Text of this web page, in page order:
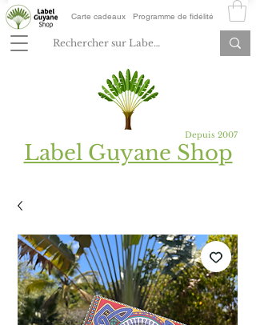
Carte cadeaux Programme de fidélité
Depuis 2007
Label Guyane Shop